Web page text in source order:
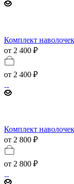
Комплект
от 2 400 ₽
от 2 400 ₽
Комплект
от 2 800 ₽
от 2 800 ₽